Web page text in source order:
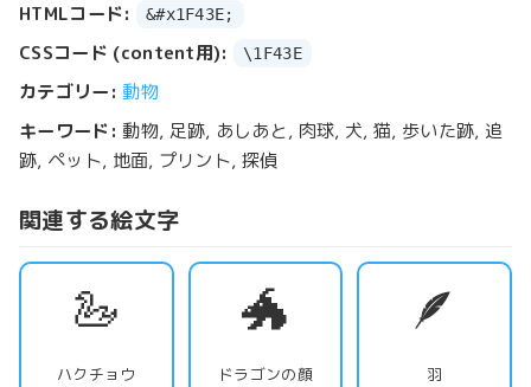
HTMLコード:
&#x1F43E;
CSSコード (content用): \1F43E
カテゴリー: 動物
キーワード: 動物, 足跡, あしあと, 肉球, 犬, 猫, 歩いた跡, 追
跡, ペット, 地面, プリント, 探偵
関連する絵文字
🦢
ハクチョウ
🐲
ドラゴンの顔
🪶
羽